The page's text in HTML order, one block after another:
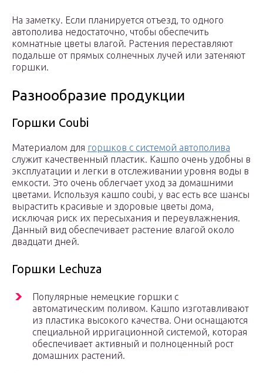
На заметку. Если планируется отъезд, то одного
автополива недостаточно, чтобы обеспечить
комнатные цветы влагой. Растения переставляют
подальше от прямых солнечных лучей или затеняют
горшки.
Разнообразие продукции
Горшки Coubi
Материалом для горшков с системой автополива
служит качественный пластик. Кашпо очень удобны в
эксплуатации и легки в отслеживании уровня воды в
емкости. Это очень облегчает уход за домашними
цветами. Используя кашпо coubi, у вас есть все шансы
вырастить красивые и здоровые цветы дома,
исключая риск их пересыхания и переувлажнения.
Данный вид обеспечивает растение влагой около
двадцати дней.
Горшки Lechuza
Популярные немецкие горшки с
автоматическим поливом. Кашпо изготавливают
из пластика высокого качества. Они оснащаются
специальной ирригационной системой, которая
обеспечивает активный и полноценный рост
домашних растений.